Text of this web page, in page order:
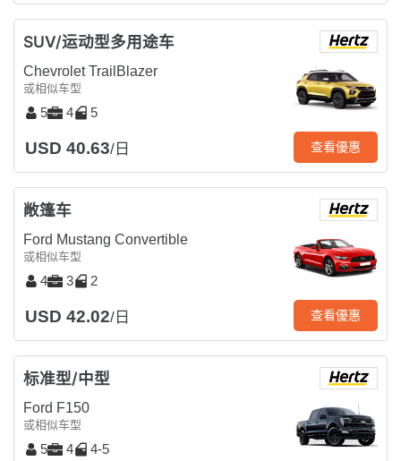
SUV/运动型多用途车
Chevrolet TrailBlazer
或相似车型
5 4 5
USD 40.63/日 查看優惠
敞篷车
Ford Mustang Convertible
或相似车型
4 3 2
USD 42.02/日 查看優惠
标准型/中型
Ford F150
或相似车型
5 4 4-5